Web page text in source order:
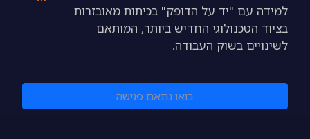
למידה עם "יד על הדופק" בכיתות מאובזרות
בציוד הטכנולוגי החדיש ביותר, המותאם
לשינויים בשוק העבודה.
בואו נתאם פגישה